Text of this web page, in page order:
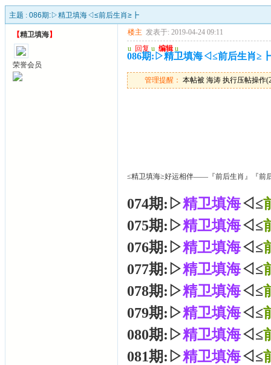
主题 : 086期:▷精卫填海◁≤前后生肖≥┣
【精卫填海】
荣誉会员
楼主 发表于: 2019-04-24 09:11
u 回复 u 编辑 u
086期:▷精卫填海◁≤前后生肖≥┣
管理提醒： 本帖被 海涛 执行压帖操作
≤精卫填海≥好运相伴——『前后生肖』『前
074期:▷精卫填海◁≤
075期:▷精卫填海◁≤
076期:▷精卫填海◁≤
077期:▷精卫填海◁≤
078期:▷精卫填海◁≤
079期:▷精卫填海◁≤
080期:▷精卫填海◁≤
081期:▷精卫填海◁≤